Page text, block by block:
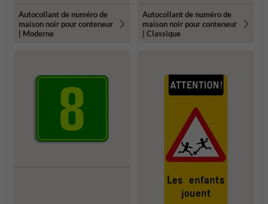
Autocollant de numéro de
maison noir pour conteneur
| Moderne
Autocollant de numéro de
maison noir pour conteneur
| Classique